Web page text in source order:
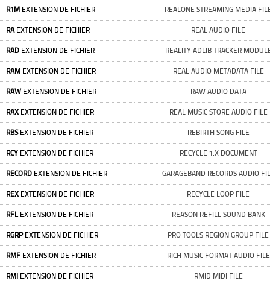
R1M EXTENSION DE FICHIER REALONE STREAMING MEDIA
RAEXTENSION DE FICHIER REAL AUDIO FILE
RAD EXTENSION DE FICHIER REALITY ADLIB TRACKER
RAM EXTENSION DE FICHIER REAL AUDIO METADATA FILE
RAW EXTENSION DE FICHIER RAW AUDIO DATA
RAXEXTENSION DE FICHIER REAL MUSIC STORE AUDIO FILE
RBSEXTENSION DE FICHIER REBIRTH SONG FILE
RCY EXTENSION DE FICHIER RECYCLE 1.X DOCUMENT
RECORD EXTENSION DE FICHIER GARAGEBAND RECORDS AUDIO
REXEXTENSION DE FICHIER RECYCLE LOOP FILE
RFLEXTENSION DE FICHIER REASON REFILL SOUND BANK
RGRPEXTENSION DE FICHIER PRO TOOLS REGION GROUP FILE
RMF EXTENSION DE FICHIER RICH MUSIC FORMAT AUDIO FILE
RMI EXTENSION DE FICHIER RMID MIDI FILE